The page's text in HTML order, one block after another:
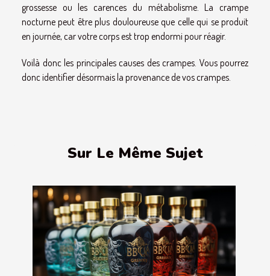
grossesse ou les carences du métabolisme. La crampe
nocturne peut être plus douloureuse que celle qui se produit
en journée, car votre corps est trop endormi pour réagir.
Voilà donc les principales causes des crampes. Vous pourrez
donc identifier désormais la provenance de vos crampes.
Sur Le Même Sujet